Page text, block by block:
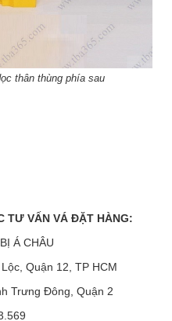
thân thùng phía sau
TƯ VẤN VÁ ĐẶT HÀNG:
Á CHÂU
Quận 12, TP HCM
Trưng Đông, Quận 2